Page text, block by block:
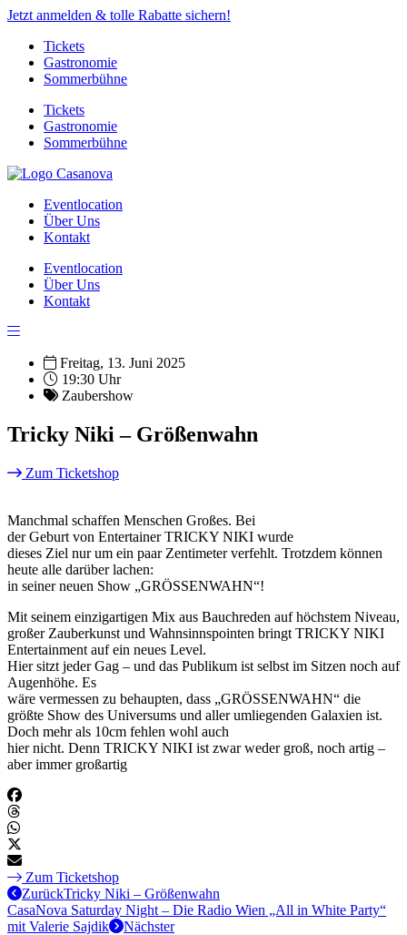
Jetzt anmelden & tolle Rabatte sichern!
Tickets
Gastronomie
Sommerbühne
Tickets
Gastronomie
Sommerbühne
Eventlocation
Über Uns
Kontakt
Eventlocation
Über Uns
Kontakt
Freitag, 13. Juni 2025
19:30 Uhr
Zaubershow
Tricky Niki – Größenwahn
Zum Ticketshop
Manchmal schaffen Menschen Großes. Bei
der Geburt von Entertainer TRICKY NIKI wurde
dieses Ziel nur um ein paar Zentimeter verfehlt. Trotzdem können
heute alle darüber lachen:
in seiner neuen Show „GRÖSSENWAHN“!
Mit seinem einzigartigen Mix aus Bauchreden auf höchstem Niveau,
großer Zauberkunst und Wahnsinnspointen bringt TRICKY NIKI
Entertainment auf ein neues Level.
Hier sitzt jeder Gag – und das Publikum ist selbst im Sitzen noch auf
Augenhöhe. Es
wäre vermessen zu behaupten, dass „GRÖSSENWAHN“ die
größte Show des Universums und aller umliegenden Galaxien ist.
Doch mehr als 10cm fehlen wohl auch
hier nicht. Denn TRICKY NIKI ist zwar weder groß, noch artig –
aber immer großartig
Zum Ticketshop
ZurückTricky Niki – Größenwahn
CasaNova Saturday Night – Die Radio Wien „All in White Party“
mit Valerie Sajdik
Nächster